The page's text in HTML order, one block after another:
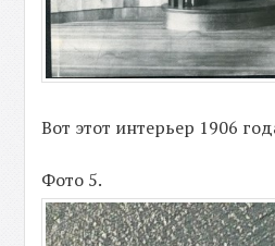
Вот этот интерьер 1906
Фото 5.